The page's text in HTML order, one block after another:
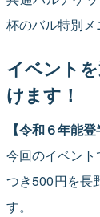
杯のバル特別メ
イベント
けます！
【令和６年能
今回のイベン
つき500円を長
す。